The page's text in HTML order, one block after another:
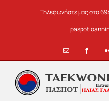
Τηλεφωνήστε μας στο
Email